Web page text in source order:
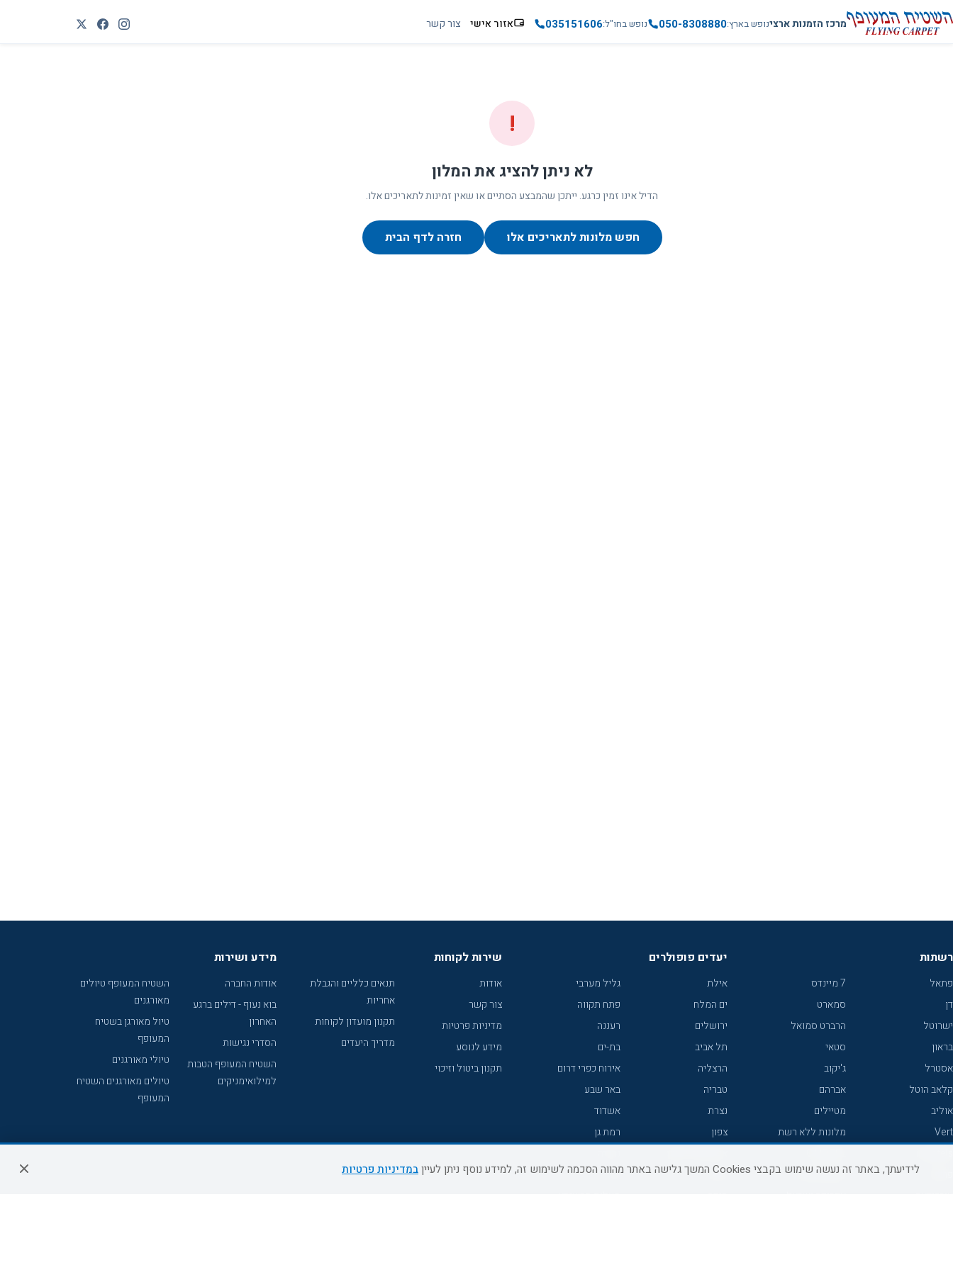
מרכז הזמנות ארצינופש בארץ050-8308880 נופש בחו"ל035151606 אזור אישי צור קשר
!
לא ניתן להציג את המלון
הדיל אינו זמין כרגע. ייתכן שהמבצע הסתיים או שאין זמינות לתאריכים אלו.
חפש מלונות לתאריכים אלו חזרה לדף הבית
רשתות
פתאל
דן
ישרוטל
בראון
אסטרל
קלאב הוטל
אוליב
Vert
7 מיינדס
סמארט
הרברט סמואל
סטאי
ג'יקוב
אברהם
מטיילים
מלונות ללא רשת
קראון פלאזה
יעדים פופולרים
אילת
ים המלח
ירושלים
תל אביב
הרצליה
טבריה
נצרת
צפון
נתניה
גליל מערבי
פתח תקווה
רעננה
בת-ים
אירוח כפרי דרום
באר שבע
אשדוד
רמת גן
עכו
שירות לקוחות
אודות
צור קשר
מדיניות פרטיות
מידע לנוסע
תקנון ביטול וזיכוי
תנאים כלליים והגבלת
אחריות
תקנון מועדון לקוחות
מדריך היעדים
מידע ושירות
אודות החברה
בוא נעוף - דילים ברגע
האחרון
הסדרי נגישות
השטיח המעופף הטבות
למילואימניקים
השטיח המעופף טיולים
מאורגנים
טיול מאורגן בשטיח
המעופף
טיולי מאורגנים
טיולים מאורגנים השטיח
המעופף
לידיעתך, באתר זה נעשה שימוש בקבצי Cookies המשך גלישה באתר מהווה הסכמה לשימוש זה, למידע נוסף ניתן לעיין במדיניות פרטיות